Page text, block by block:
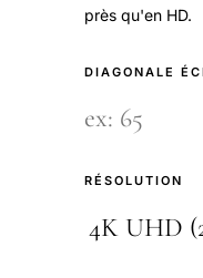
près qu'en HD.
DIAGONALE
RÉSOLUTION